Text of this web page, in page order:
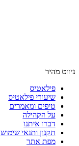
ניווט מהיר
פילאטיס
שיעורי פילאטיס
טיפים ומאמרים
על הקהילה
דברו איתנו
תקנון ותנאי שימוש
מפת אתר